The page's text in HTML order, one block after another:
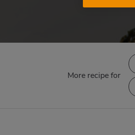
More recipe for